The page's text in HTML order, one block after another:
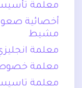
معلمة تأسيس
أخصائية
مشيط
معلمة
معلمة
معلمة تاسيس